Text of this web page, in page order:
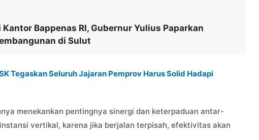
Kantor Bappenas RI, Gubernur Yulius Paparkan
di Sulut
Tegaskan Seluruh Jajaran Pemprov Harus Solid Hadapi
menekankan pentingnya sinergi dan keterpaduan antar-
vertikal, karena jika berjalan terpisah, efektivitas akan